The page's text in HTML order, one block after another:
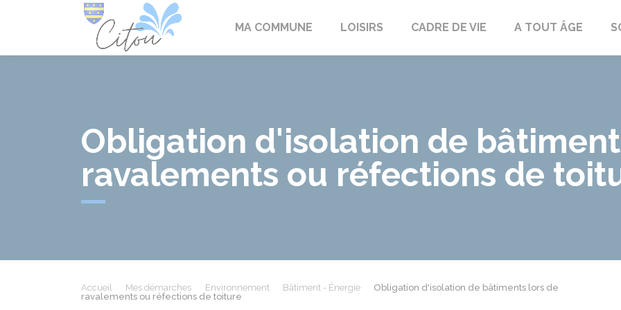
MA COMMUNE LOISIRS CADRE DE VIE A TOUT ÂGE
Obligation d'isolation de
ravalements ou réfections de
Accueil Mes démarches Environnement Bâtiment - Énergie
Obligation d'isolation de bâtiments lors de
ravalements ou réfections de toiture